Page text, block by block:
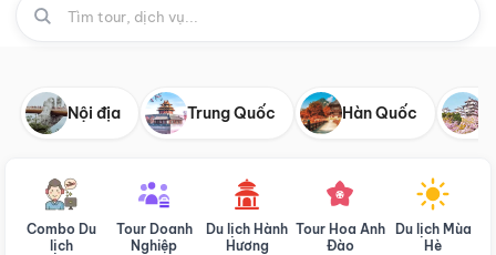
Nội địa Trung Quốc Hàn Quốc
Combo Du
lịch
Tour Doanh
Nghiệp
Du lịch Hành
Hương
Tour Hoa Anh
Đào
Du lịch Mùa
Hè